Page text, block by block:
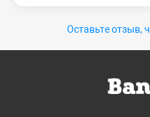
Оставьте отзыв,